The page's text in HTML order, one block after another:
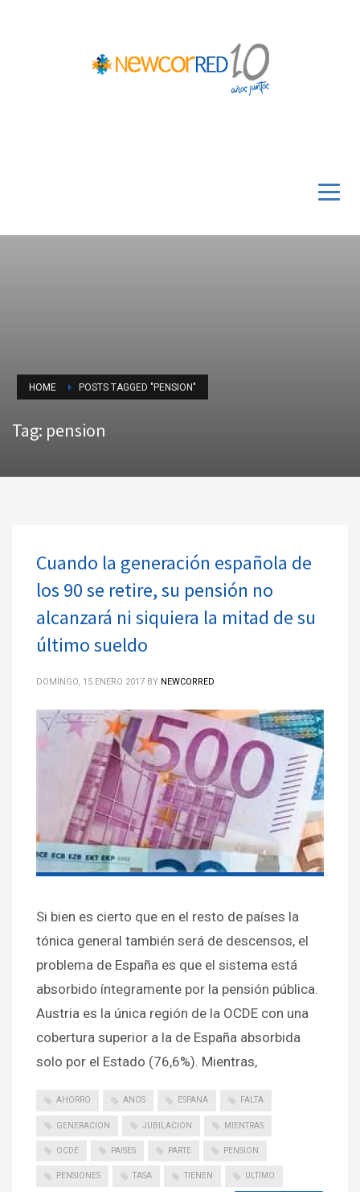
HOME POSTS TAGGED "PENSION"
Tag: pension
Cuando la generación española de
los 90 se retire, su pensión no
alcanzará ni siquiera la mitad de su
último sueldo
DOMINGO, 15 ENERO 2017 BY NEWCORRED
Si bien es cierto que en el resto de países la
tónica general también será de descensos, el
problema de España es que el sistema está
absorbido íntegramente por la pensión pública.
Austria es la única región de la OCDE con una
cobertura superior a la de España absorbida
solo por el Estado (76,6%). Mientras,
AHORRO ANOS ESPANA FALTA
GENERACION JUBILACION MIENTRAS
OCDE PAISES PARTE PENSION
PENSIONES TASA TIENEN ULTIMO